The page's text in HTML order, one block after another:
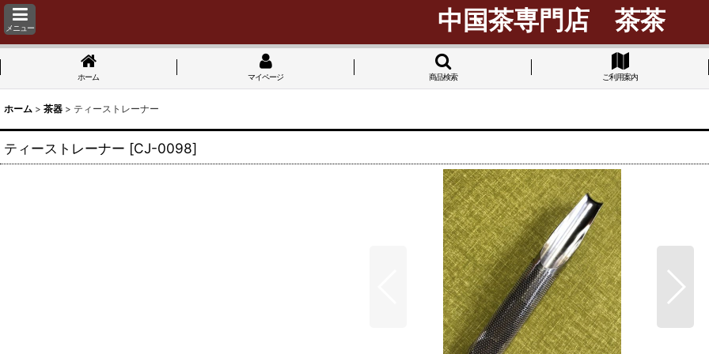
メニュー 中国茶専門店 茶茶
ホーム マイページ 商品検索 ご利用案内
ホーム > 茶器 > ティーストレーナー
ティーストレーナー [CJ-0098]